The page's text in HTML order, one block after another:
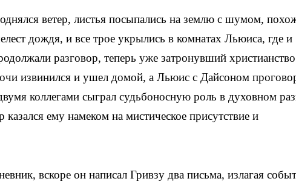
ветер, листья посыпались на землю с шумом,
дождя, и все трое укрылись в комнатах Льюиса, где и
разговор, теперь уже затронувший
извинился и ушел домой, а Льюис с Дайсоном
коллегами сыграл судьбоносную роль в духовном
ему намеком на мистическое присутствие и
вскоре он написал Гривзу два письма, излагая